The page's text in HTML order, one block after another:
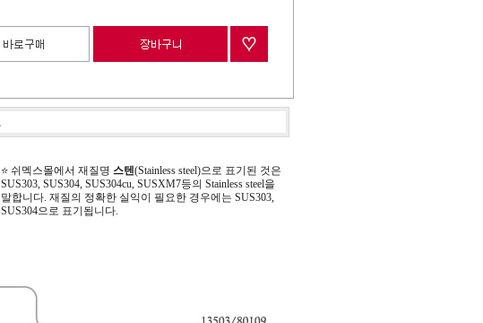
⭐ 쉬멕스몰에서 재질명 스텐(Stainless steel)으로 표기된 것은
SUS303, SUS304, SUS304cu, SUSXM7등의 Stainless steel을
말합니다. 재질의 정확한 실익이 필요한 경우에는 SUS303,
SUS304으로 표기됩니다.